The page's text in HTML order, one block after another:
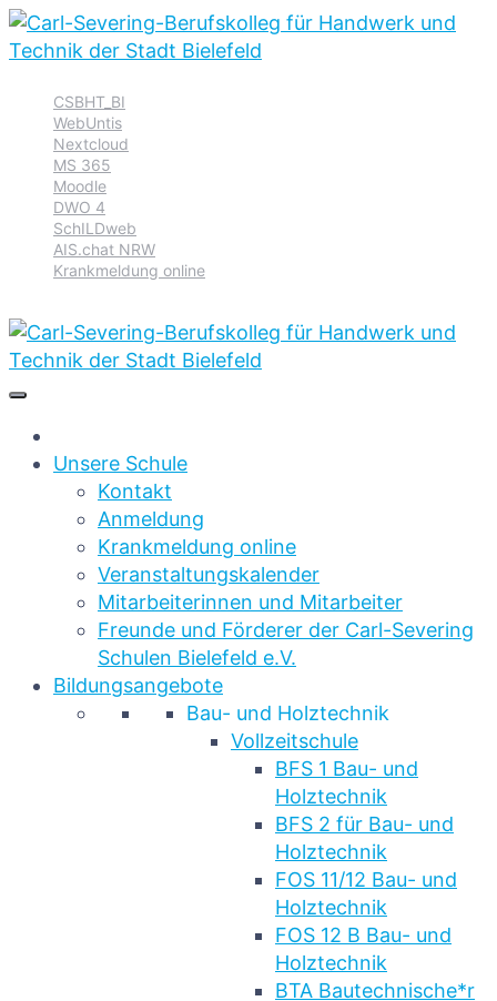
Hauptnavigation
springen
Inhalt
springen
Footer
springen
CSBHT_BI
WebUntis
Nextcloud
MS 365
Moodle
DWO 4
SchILDweb
AIS.chat NRW
Krankmeldung online
Unsere Schule
Kontakt
Anmeldung
Krankmeldung online
Veranstaltungskalender
Mitarbeiterinnen und Mitarbeiter
Freunde und Förderer der Carl-Severing
Schulen Bielefeld e.V.
Bildungsangebote
Bau- und Holztechnik
Vollzeitschule
BFS 1 Bau- und
Holztechnik
BFS 2 für Bau- und
Holztechnik
FOS 11/12 Bau- und
Holztechnik
FOS 12 B Bau- und
Holztechnik
BTA Bautechnische*r